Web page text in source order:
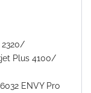
2320/
Plus 4100/
ENVY Pro